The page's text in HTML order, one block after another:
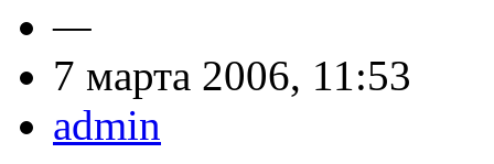
—
7 марта 2006, 11:53
admin